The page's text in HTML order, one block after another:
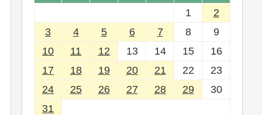
1
2
3
4 5 6 7 8
9
10
11 12 13 14 15
16
17
18 19 20 21 22
23
24
25 26 27 28 29
30
31